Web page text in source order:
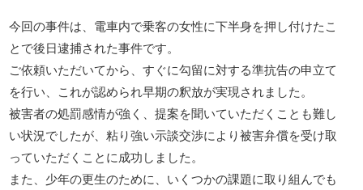
今回の事件は、電車内で乗客の女性に下半身を押し付けたこ
とで後日逮捕された事件です。
ご依頼いただいてから、すぐに勾留に対する準抗告の申立て
を行い、これが認められ早期の釈放が実現されました。
被害者の処罰感情が強く、提案を聞いていただくことも難し
い状況でしたが、粘り強い示談交渉により被害弁償を受け取
っていただくことに成功しました。
また、少年の更生のために、いくつかの課題に取り組んでも